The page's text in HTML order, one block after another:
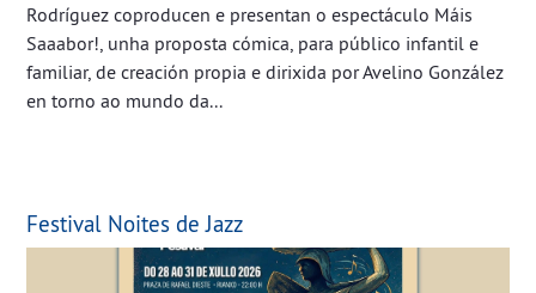
Rodríguez coproducen e presentan o espectáculo Máis
Saaabor!, unha proposta cómica, para público infantil e
familiar, de creación propia e dirixida por Avelino González
en torno ao mundo da...
Festival Noites de Jazz